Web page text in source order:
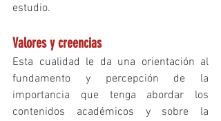
estudio.
Valores y creencias
Esta cualidad le da una orientación al
fundamento y percepción de la
importancia que tenga abordar los
contenidos académicos y sobre la